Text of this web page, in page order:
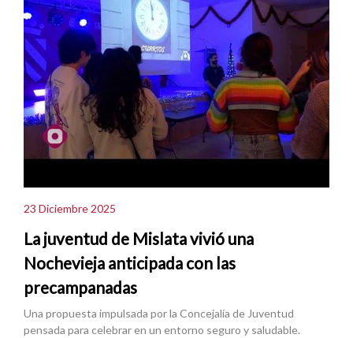
23 Diciembre 2025
La juventud de Mislata vivió una
Nochevieja anticipada con las
precampanadas
Una propuesta impulsada por la Concejalía de Juventud
pensada para celebrar en un entorno seguro y saludable.